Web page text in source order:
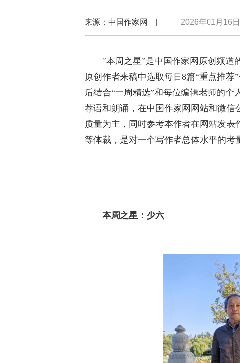
来源：中国作家网 | 2026年01月16
“本周之星”是中国作家网原创频
原创作者来稿中选取每日8篇“重点推荐
后结合“一周精选”和每位编辑老师的个
荐语和朗诵，在中国作家网网站和微信
质量为主，同时参考本作者在网站发
等体裁，是对一个写作者总体水平的考
本周之星：少六